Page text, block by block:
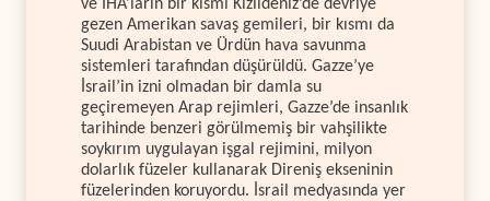
ve İHA’ların bir kısmı Kızıldeniz’de devriye
gezen Amerikan savaş gemileri, bir kısmı da
Suudi Arabistan ve Ürdün hava savunma
sistemleri tarafından düşürüldü. Gazze’ye
İsrail’in izni olmadan bir damla su
geçiremeyen Arap rejimleri, Gazze’de insanlık
tarihinde benzeri görülmemiş bir vahşilikte
soykırım uygulayan işgal rejimini, milyon
dolarlık füzeler kullanarak Direniş ekseninin
füzelerinden koruyordu. İsrail medyasında yer